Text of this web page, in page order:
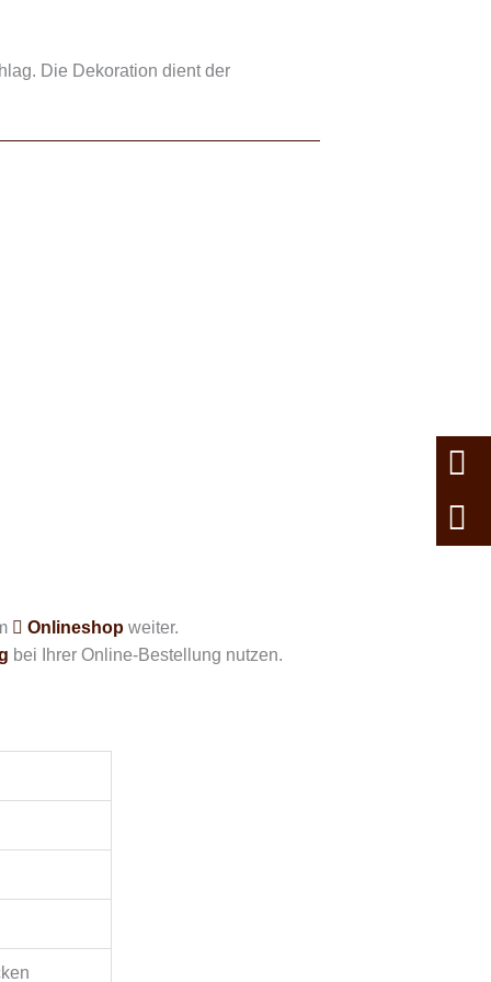
Die Dekoration dient der
Onlineshop weiter.
bei Ihrer Online-Bestellung nutzen.